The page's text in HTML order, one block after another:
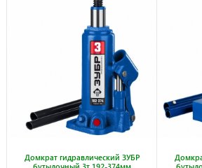
Домкрат гидравлический ЗУБР